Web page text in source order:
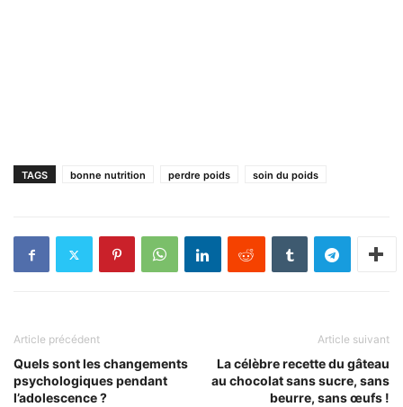
TAGS bonne nutrition perdre poids soin du poids
Article précédent
Quels sont les changements
psychologiques pendant
l’adolescence ?
Article suivant
La célèbre recette du gâteau
au chocolat sans sucre, sans
beurre, sans œufs !